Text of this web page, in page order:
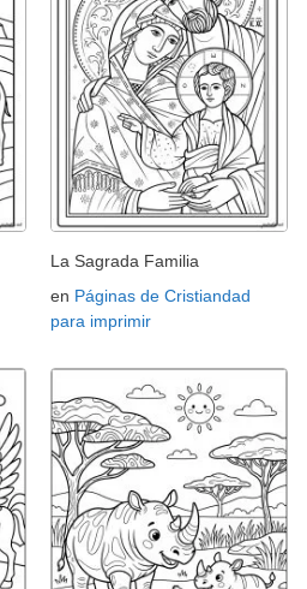
La Sagrada Familia
en Páginas de Cristiandad
para imprimir